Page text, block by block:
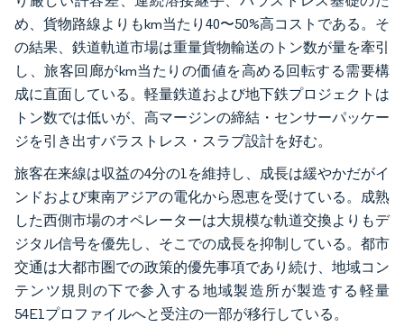
め、貨物路線よりもkm当たり40〜50%高コストである。そ
の結果、鉄道軌道市場は重量貨物輸送のトン数が量を牽引
し、旅客回廊がkm当たりの価値を高める回転する需要構
成に直面している。軽量鉄道および地下鉄プロジェクトは
トン数では低いが、高マージンの締結・センサーパッケー
ジを引き出すバラストレス・スラブ設計を好む。
旅客在来線は収益の4分の1を維持し、成長は緩やかだがイ
ンドおよび東南アジアの電化から恩恵を受けている。成熟
した西側市場のオペレーターは大規模な軌道交換よりもデ
ジタル信号を優先し、そこでの成長を抑制している。都市
交通は大都市圏での政策的優先事項であり続け、地域コン
テンツ規則の下で参入する地域製造所が製造する軽量
54E1プロファイルへと受注の一部が移行している。